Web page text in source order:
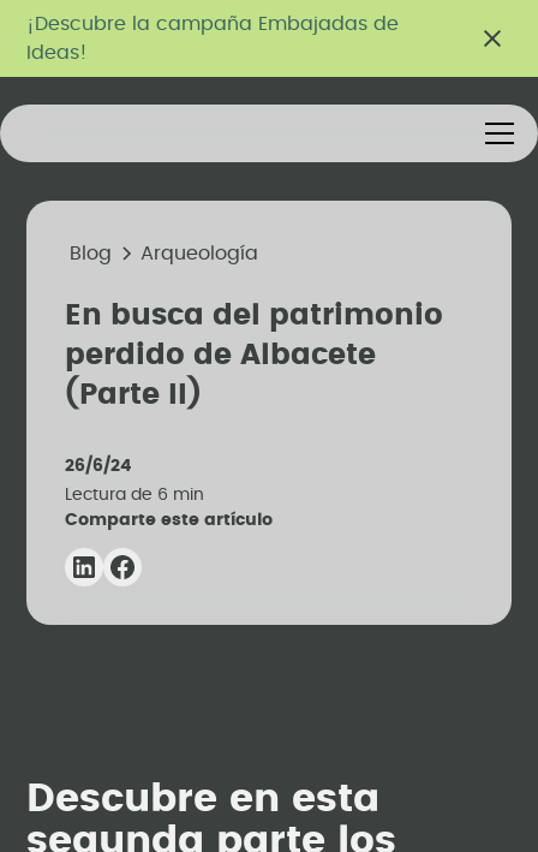
¡Descubre la campaña Embajadas de
Ideas!
Blog Arqueología
En busca del patrimonio
perdido de Albacete
(Parte II)
26/6/24
Lectura de 6 min
Comparte este artículo
Descubre en esta
segunda parte los